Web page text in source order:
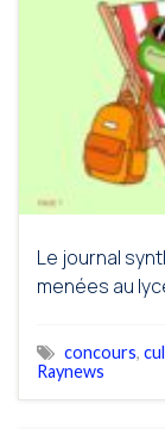
Le journal
menées au
concours,
Raynews